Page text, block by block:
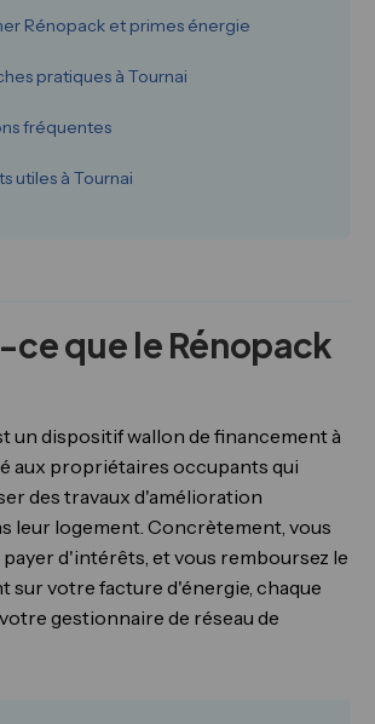
Rénopack et primes énergie
pratiques à Tournai
fréquentes
utiles à Tournai
ce que le Rénopack
un dispositif wallon de financement à
aux propriétaires occupants qui
des travaux d'amélioration
leur logement. Concrètement, vous
d'intérêts, et vous remboursez le
sur votre facture d'énergie, chaque
gestionnaire de réseau de